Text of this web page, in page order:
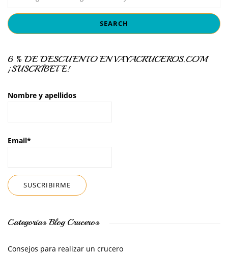
6 % DE DESCUENTO EN VAYACRUCEROS.COM
¡SUSCRÍBETE!
Nombre y apellidos
Email*
Categorías Blog Cruceros
Consejos para realizar un crucero